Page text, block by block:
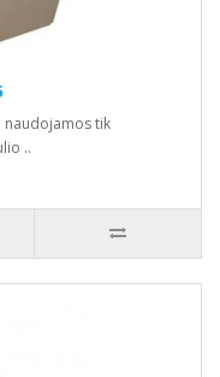
naudojamos tik
..